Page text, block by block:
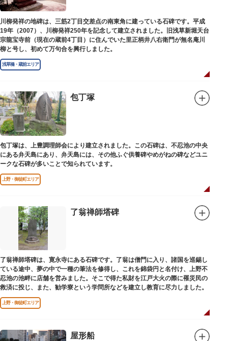
川柳発祥の地碑は、三筋2丁目交差点の南東角に建っている石碑です。平成
19年（2007）、川柳発祥250年を記念して建立されました。旧浅草新堀天台
宗龍宝寺前（現在の蔵前4丁目）に住んでいた里正柄井八右衛門が無名庵川
柳と号し、初めて万句合を興行しました。
浅草橋・蔵前エリア
包丁塚
包丁塚は、上豊調理師会により建立されました。この石碑は、不忍池の中央
にある弁天島にあり、弁天島には、その他ふぐ供養碑やめがねの碑などユニ
ークな石碑が多いことで知られています。
上野・御徒町エリア
了翁禅師塔碑
了翁禅師塔碑は、寛永寺にある石碑です。了翁は僧門に入り、諸国を巡錫し
ている途中、夢の中で一種の筆法を修得し、これを錦袋円と名付け、上野不
忍池の池畔に店舗を営みました。そこで得た私財を江戸大火の際に罹災民の
救済に投じ、また、勧学寮という学問所などを建立し教育に尽力しました。
上野・御徒町エリア
屋形船